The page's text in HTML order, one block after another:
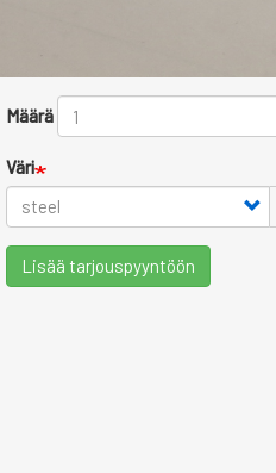
Määrä
Väri
Lisää tarjouspyyntöön